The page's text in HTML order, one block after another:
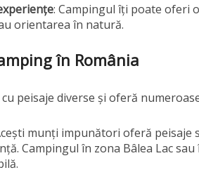
: Campingul îți poate oferi
orientarea în natură.
în România
peisaje diverse și oferă
munți impunători oferă peisaje
Campingul în zona Bâlea Lac